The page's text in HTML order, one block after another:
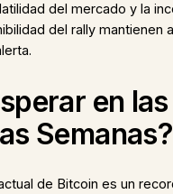
del mercado y la
del rally mantienen
en las
Semanas?
de Bitcoin es un